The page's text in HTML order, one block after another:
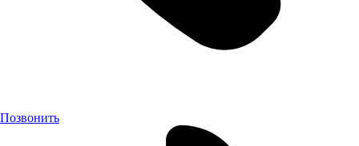
Позвонить